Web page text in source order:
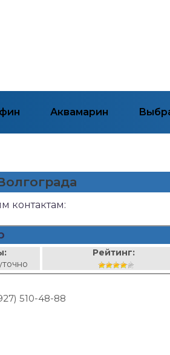
Аквамарин
контактам:
Рейтинг:
510-48-88